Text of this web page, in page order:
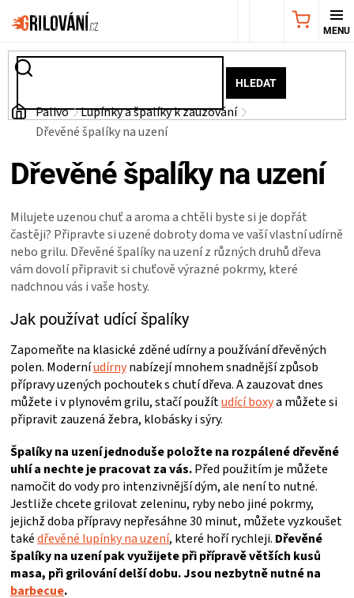
na
HLEDAT
NÁKUPNÍ
AKČNÍ
NABÍDKA
WEBER
GRILY
UDÍRNY
PŘÍSLUŠENSTVÍ
PALIVO
KOŘENÍ
A
OMÁČKY
NÁDOBÍ
LODGE
Domů
Palivo
Lupínky a špalíky k zauzování
Dřevěné špalíky na uzení
Dřevěné špalíky na uzení
Milujete uzenou chuť a aroma a chtěli byste si je dopřát
častěji? Připravte si uzené dobroty doma ve vaší vlastní udírně
nebo grilu. Dřevěné špalíky na uzení z různých druhů dřeva
vám dovolí připravit si chuťově výrazné pokrmy, které
nadchnou vás i vaše hosty.
Jak používat udící špalíky
Zapomeňte na klasické zděné udírny a používání dřevěných
polen. Moderníudírnynabízejí mnohem snadnější způsob
přípravy uzených pochoutek s chutí dřeva. A zauzovat dnes
můžete i v plynovém grilu, stačí použítudící boxya můžete si
připravit zauzená žebra, klobásky i sýry.
Špalíky na uzení jednoduše položte na rozpálené dřevěné
uhlí a nechte je pracovat za vás.Před použitím je můžete
namočit do vody pro intenzivnější dým, ale není to nutné.
Jestliže chcete grilovat zeleninu, ryby nebo jiné pokrmy,
jejichž doba přípravy nepřesáhne 30 minut, můžete vyzkoušet
takédřevěné lupínky na uzení, které hoří rychleji. Dřevěné
špalíky na uzení pak využijete při přípravě větších kusů
masa, při grilování delší dobu. Jsou nezbytně nutné na
barbecue.